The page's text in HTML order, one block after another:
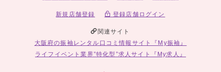
新規店舗登録 登録店舗ログイン
関連サイト
大阪府の振袖レンタル口コミ情報サイト『My振袖』
ライフイベント業界”特化型”求人サイト『My求人』